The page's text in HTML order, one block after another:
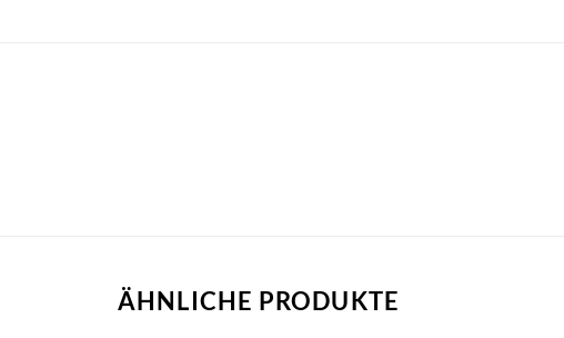
ÄHNLICHE PRODUKTE